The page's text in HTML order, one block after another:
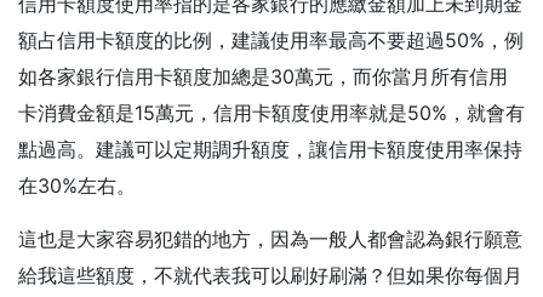
額占信用卡額度的比例，建議使用率最高不要超過50%，例
如各家銀行信用卡額度加總是30萬元，而你當月所有信用
卡消費金額是15萬元，信用卡額度使用率就是50%，就會有
點過高。建議可以定期調升額度，讓信用卡額度使用率保持
在30%左右。
這也是大家容易犯錯的地方，因為一般人都會認為銀行願意
給我這些額度，不就代表我可以刷好刷滿？但如果你每個月